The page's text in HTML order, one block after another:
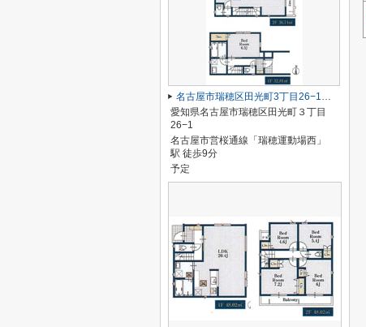
名古屋市瑞穂区田光町3丁目26−1【仲介手数料無料】新築一戸建て
愛知県名古屋市瑞穂区田光町３丁目
26−1
名古屋市営桜通線「瑞穂運動場西」
駅 徒歩9分
予定